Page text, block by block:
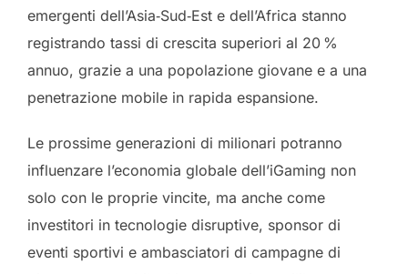
emergenti dell’Asia‑Sud‑Est e dell’Africa stanno
registrando tassi di crescita superiori al 20 %
annuo, grazie a una popolazione giovane e a una
penetrazione mobile in rapida espansione.
Le prossime generazioni di milionari potranno
influenzare l’economia globale dell’iGaming non
solo con le proprie vincite, ma anche come
investitori in tecnologie disruptive, sponsor di
eventi sportivi e ambasciatori di campagne di